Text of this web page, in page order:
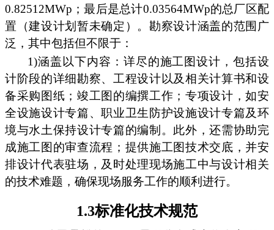
0.82512MWp；最后是总计0.03564MWp的总厂区配
置（建设计划暂未确定）。勘察设计涵盖的范围广
泛，其中包括但不限于：
1)涵盖以下内容：详尽的施工图设计，包括设
计阶段的详细勘察、工程设计以及相关计算书和设
备采购图纸；竣工图的编撰工作；专项设计，如安
全设施设计专篇、职业卫生防护设施设计专篇及环
境与水土保持设计专篇的编制。此外，还需协助完
成施工图的审查流程；提供施工图技术交底，并安
排设计代表驻场，及时处理现场施工中与设计相关
的技术难题，确保现场服务工作的顺利进行。
1.3标准化技术规范